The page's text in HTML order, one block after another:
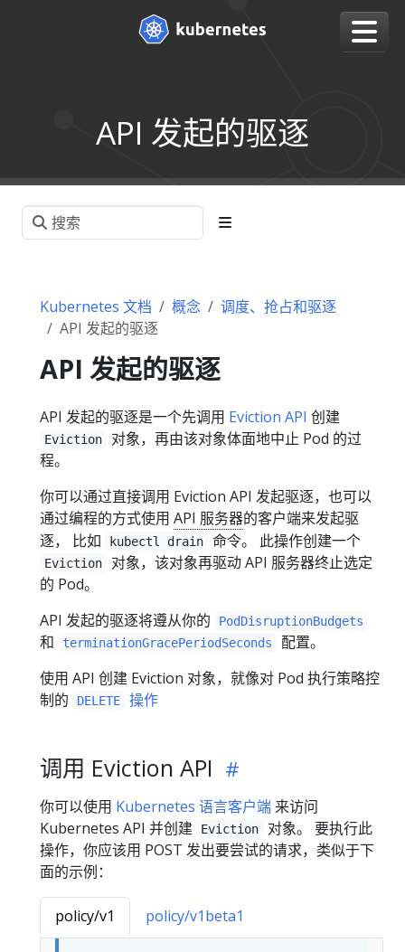
API 发起的驱逐
Kubernetes 文档 概念
调度、抢占和驱逐
API 发起的驱逐
API 发起的驱逐
API 发起的驱逐是一个先调用 Eviction API 创建
Eviction
对象，再由该对象体面地中止 Pod 的过
程。
你可以通过直接调用 Eviction API 发起驱逐，也可以
通过编程的方式使用 API 服务器的客户端来发起驱
逐， 比如
kubectl drain 命令。 此操作创建一个
Eviction
对象，该对象再驱动 API 服务器终止选定
的 Pod。
API 发起的驱逐将遵从你的
PodDisruptionBudgets
和 terminationGracePeriodSeconds
配置。
使用 API 创建 Eviction 对象，就像对 Pod 执行策略控
制的
DELETE 操作
调用 Eviction API
你可以使用 Kubernetes 语言客户端 来访问
Kubernetes API 并创建
Eviction
对象。 要执行此
操作，你应该用 POST 发出要尝试的请求，类似于下
面的示例：
policy/v1 policy/v1beta1